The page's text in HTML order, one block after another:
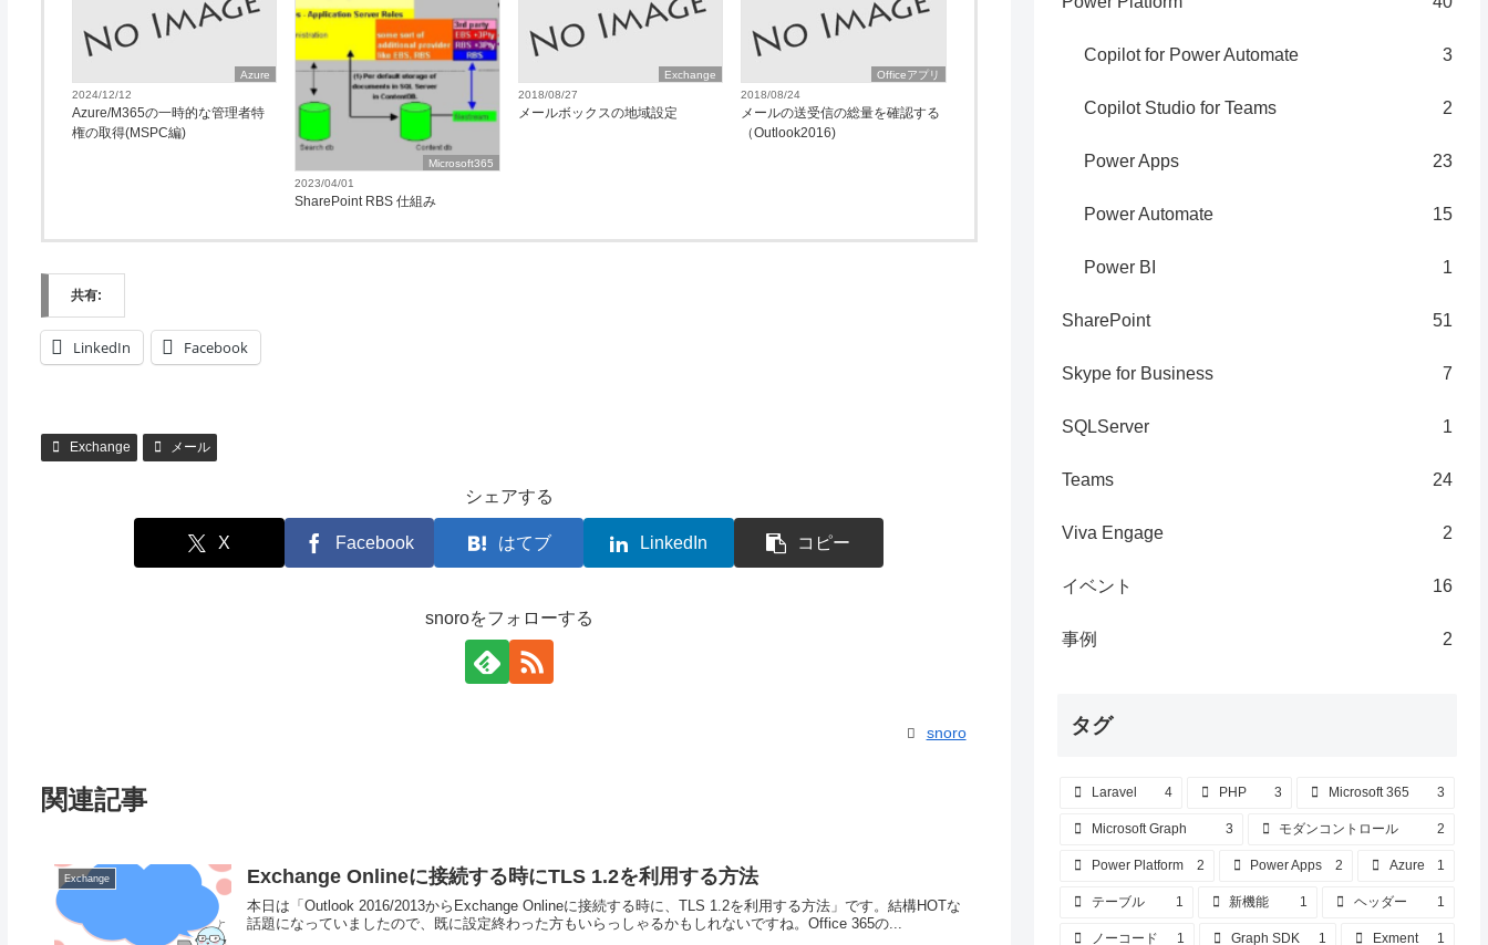
Azure
2024/12/12
Azure/M365の一時的な管理者特
権の取得(MSPC編)
Microsoft365
2023/04/01
SharePoint RBS 仕組み
Exchange
2018/08/27
メールボックスの地域設定
Officeアプリ
2018/08/24
メールの送受信の総量を確認する
（Outlook2016)
共有:
LinkedIn Facebook
Exchange メール
シェアする
X Facebook はてブ LinkedIn コピー
snoroをフォローする
snoro
関連記事
Exchange Exchange Onlineに接続する時にTLS 1.2を利用する方法
本日は「Outlook 2016/2013からExchange Onlineに接続する時に、TLS 1.2を利用する方法」です。結構HOTな
話題になっていましたので、既に設定終わった方もいらっしゃるかもしれないですね。Office 365の...
Copilot for Power Automate 3
Copilot Studio for Teams 2
Power Apps 23
Power Automate 15
Power BI 1
SharePoint 51
Skype for Business 7
SQLServer 1
Teams 24
Viva Engage 2
イベント 16
事例 2
タグ
Laravel 4 PHP 3 Microsoft 365 3
Microsoft Graph 3 モダンコントロール 2
Power Platform 2 Power Apps 2 Azure 1
テーブル 1 新機能 1 ヘッダー 1
ノーコード 1 Graph SDK 1 Exment 1